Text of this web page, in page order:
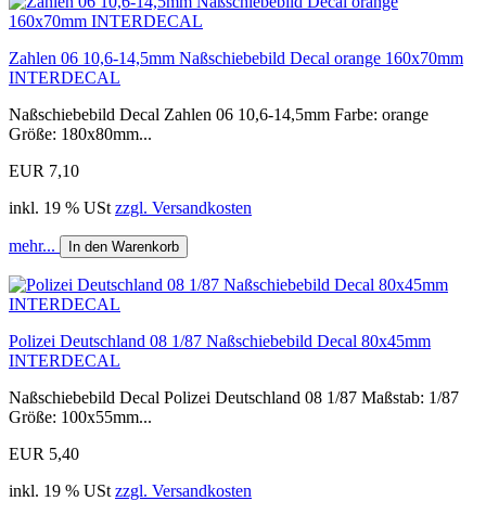
Zahlen 06 10,6-14,5mm Naßschiebebild Decal orange 160x70mm
INTERDECAL
Naßschiebebild Decal Zahlen 06 10,6-14,5mm Farbe: orange
Größe: 180x80mm...
EUR 7,10
inkl. 19 % USt zzgl. Versandkosten
mehr... In den Warenkorb
Polizei Deutschland 08 1/87 Naßschiebebild Decal 80x45mm
INTERDECAL
Naßschiebebild Decal Polizei Deutschland 08 1/87 Maßstab: 1/87
Größe: 100x55mm...
EUR 5,40
inkl. 19 % USt zzgl. Versandkosten